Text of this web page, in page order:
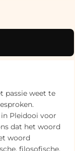
passie weet te
Pleidooi voor
dat het woord
woord
filosofische,